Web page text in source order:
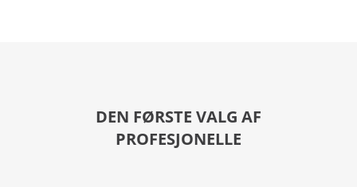
DEN FØRSTE VALG AF
PROFESJONELLE